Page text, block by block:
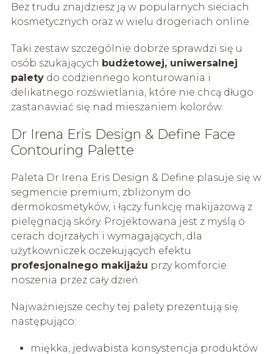
Bez trudu znajdziesz ją w popularnych sieciach
kosmetycznych oraz w wielu drogeriach online.
Taki zestaw szczególnie dobrze sprawdzi się u
osób szukających budżetowej, uniwersalnej
paletydo codziennego konturowania i
delikatnego rozświetlania, które nie chcą długo
zastanawiać się nad mieszaniem kolorów.
Dr Irena Eris Design & Define Face
Contouring Palette
Paleta Dr Irena Eris Design & Define plasuje się w
segmencie premium, zbliżonym do
dermokosmetyków, i łączy funkcję makijażową z
pielęgnacją skóry. Projektowana jest z myślą o
cerach dojrzałych i wymagających, dla
użytkowniczek oczekujących efektu
profesjonalnego makijażu przy komforcie
noszenia przez cały dzień.
Najważniejsze cechy tej palety prezentują się
następująco:
miękka, jedwabista konsystencja produktów